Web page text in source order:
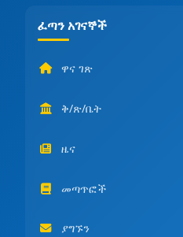
ፈጣን አገናኞች
ዋና ገጽ
ቅ/ጽ/ቤት
ዜና
መጣጥፎች
ያግኙን